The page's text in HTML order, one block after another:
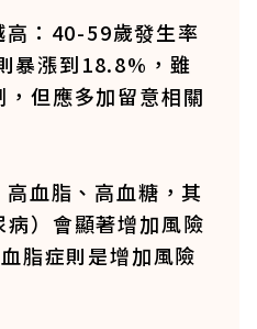
高：40-59歲發生率
暴漲到18.8%，雖
但應多加留意相關
血脂、高血糖，其
）會顯著增加風險
脂症則是增加風險